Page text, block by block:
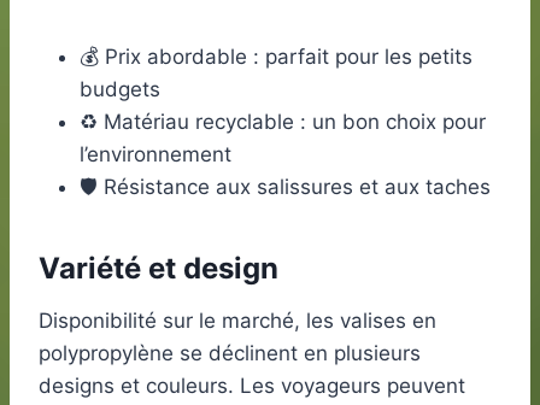
💰 Prix abordable : parfait pour les petits
budgets
♻️ Matériau recyclable : un bon choix pour
l’environnement
🛡️ Résistance aux salissures et aux taches
Variété et design
Disponibilité sur le marché, les valises en
polypropylène se déclinent en plusieurs
designs et couleurs. Les voyageurs peuvent